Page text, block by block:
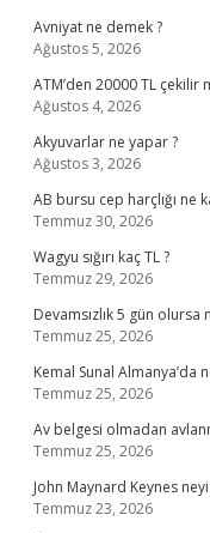
Avniyat ne demek ?
Ağustos 5, 2026
ATM’den 20000 TL çekilir
Ağustos 4, 2026
Akyuvarlar ne yapar ?
Ağustos 3, 2026
AB bursu cep harçlığı ne
Temmuz 30, 2026
Wagyu sığırı kaç TL ?
Temmuz 29, 2026
Devamsızlık 5 gün olursa
Temmuz 25, 2026
Kemal Sunal Almanya’da
Temmuz 25, 2026
Av belgesi olmadan
Temmuz 25, 2026
John Maynard Keynes
Temmuz 23, 2026